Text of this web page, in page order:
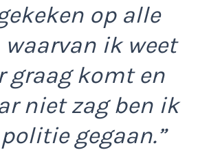
op alle
ik weet
graag komt en
niet zag ben ik
gegaan.”